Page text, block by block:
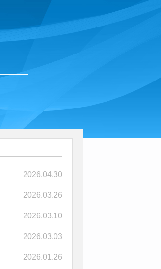
2026.04.30
2026.03.26
2026.03.10
2026.03.03
2026.01.26